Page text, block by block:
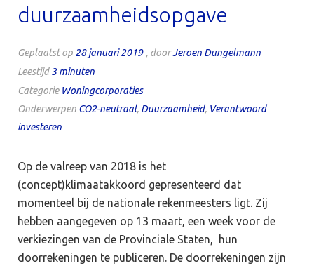
duurzaamheidsopgave
Geplaatst op 28 januari 2019 , doorJeroen Dungelmann
Leestijd3 minuten
Categorie Woningcorporaties
Onderwerpen CO2-neutraal, Duurzaamheid, Verantwoord
investeren
Op de valreep van 2018 is het
(concept)klimaatakkoord gepresenteerd dat
momenteel bij de nationale rekenmeesters ligt. Zij
hebben aangegeven op 13 maart, een week voor de
verkiezingen van de Provinciale Staten, hun
doorrekeningen te publiceren. De doorrekeningen zijn